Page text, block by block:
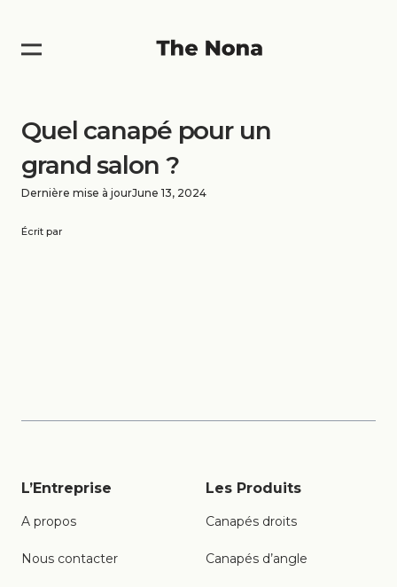
Quel canapé pour un
grand salon ?
Dernière mise à jourJune 13, 2024
Écrit par
L’Entreprise
A propos
Nous contacter
Les Produits
Canapés droits
Canapés d’angle